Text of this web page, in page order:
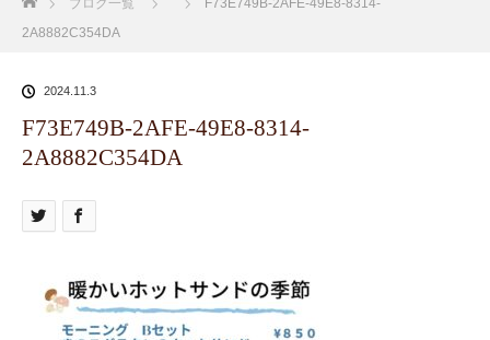
ブログ一覧
F73E749B-2AFE-49E8-8314-
2A8882C354DA
2024.11.3
F73E749B-2AFE-49E8-8314-
2A8882C354DA